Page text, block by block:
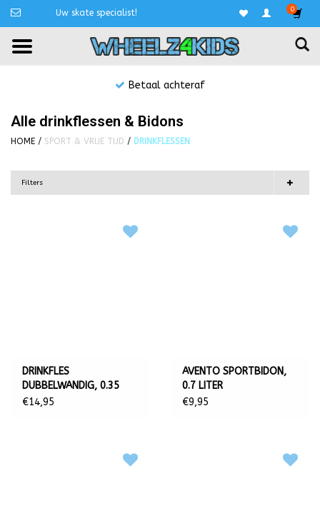
Uw skate specialist! 0
Betaal achteraf
Alle drinkflessen & Bidons
HOME / SPORT & VRIJE TIJD / DRINKFLESSEN
Filters
DRINKFLES
DUBBELWANDIG, 0.35
LITER
€14,95
AVENTO SPORTBIDON,
0.7 LITER
€9,95